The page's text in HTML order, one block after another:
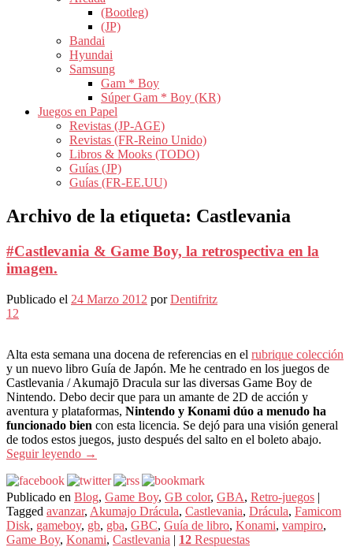
(Bootleg)
(JP)
Bandai
Hyundai
Samsung
Gam * Boy
Súper Gam * Boy (KR)
Juegos en Papel
Revistas (JP-AGE)
Revistas (FR-Reino Unido)
Libros & Mooks (TODO)
Guías (JP)
Guías (FR-EE.UU)
Archivo de la etiqueta: Castlevania
#Castlevania & Game Boy, la retrospectiva en la
imagen.
Publicado el 24 Marzo 2012 porDentifritz
12
Alta esta semana una docena de referencias en el rubrique colección
y un nuevo libro Guía de Japón. Me he centrado en los juegos de
Castlevania / Akumajō Dracula sur las diversas Game Boy de
Nintendo. Debo decir que para un amante de 2D de acción y
aventura y plataformas, Nintendo y Konami dúo a menudo ha
funcionado bien con esta licencia. Se dejó para una visión general
de todos estos juegos, justo después del salto en el boleto abajo.
Seguir leyendo →
Publicado en Blog, Game Boy, GB color, GBA, Retro-juegos |
Tagged avanzar, Akumajo Drácula, Castlevania, Drácula, Famicom
Disk, gameboy, gb, gba, GBC, Guía de libro, Konami, vampiro,
Game Boy, Konami, Castlevania | 12 Respuestas